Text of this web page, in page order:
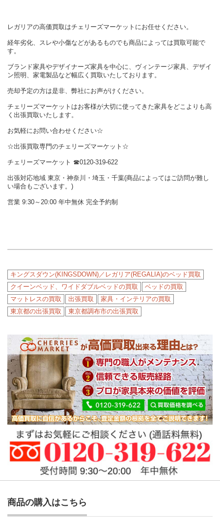
レガリアの高価買取はチェリーズマーケットにお任せください。
経年劣化、スレや小傷などがあるものでも商品によっては買取可能で
す。
ブランド家具やデザイナーズ家具を中心に、ヴィンテージ家具、デザイ
ン照明、家電製品など幅広く買取いたしております。
売却予定の方は是非、弊社にお声がけください。
チェリーズマーケットはお客様が大切に使ってきた家具をどこよりも高
く出張買取いたします。
お気軽にお問い合わせください☆
☆出張買取専門のチェリーズマーケット☆
チェリーズマーケット ☎︎0120-319-622
出張対応地域 東京・神奈川・埼玉・千葉(商品によってはご訪問が難し
い場合もございます。)
営業 9:30～20:00 年中無休 完全予約制
キングスダウン(KINGSDOWN)／レガリア(REGALIA)のベッド買取
クイーンベッド、ワイドダブルベッドの買取
ベッドの買取
マットレスの買取
出張買取
家具・インテリアの買取
東京都の出張買取
東京都調布市の出張買取
商品の購入はこちら